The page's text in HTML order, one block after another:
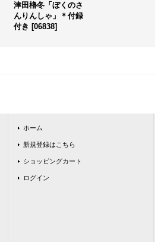
津田櫓冬「ぼくのさ
んりんしゃ」＊付録
付き [06838]
ホーム
新規登録はこちら
ショッピングカート
ログイン